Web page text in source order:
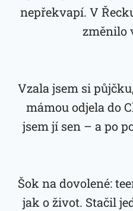
nepřekvapí. V
změnilo
Vzala jsem si
mámou odjela do
jsem jí sen – a po
Šok na dovolené:
jak o život. Stačil